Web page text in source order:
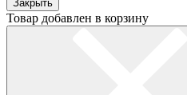
Закрыть
Товар добавлен в корзину